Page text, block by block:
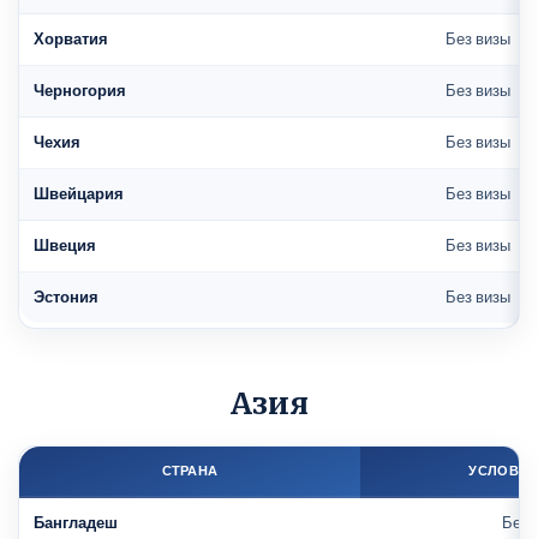
Хорватия Без визы
Черногория Без визы
Чехия Без визы
Швейцария Без визы
Швеция Без визы
Эстония Без визы
Азия
СТРАНА
Бангладеш Без